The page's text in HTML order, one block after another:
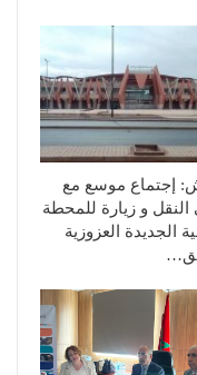
إجتماع موسع مع
النقل و زيارة للمحطة
الجديدة العزوزية